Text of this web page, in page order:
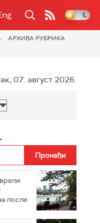
АРХИВА РУБРИКА
07. август 2026.
после